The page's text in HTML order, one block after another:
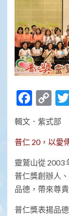
輯文．紫式部
普仁 20，以愛
靈鷲山從 2003
普仁獎創辦人
品德，帶來尊
普仁獎表揚品